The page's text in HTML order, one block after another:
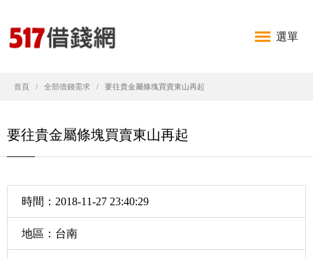
選單
首頁 全部借錢需求 要往貴金屬條塊買賣東山再起
要往貴金屬條塊買賣東山再起
時間：2018-11-27 23:40:29
地區：台南